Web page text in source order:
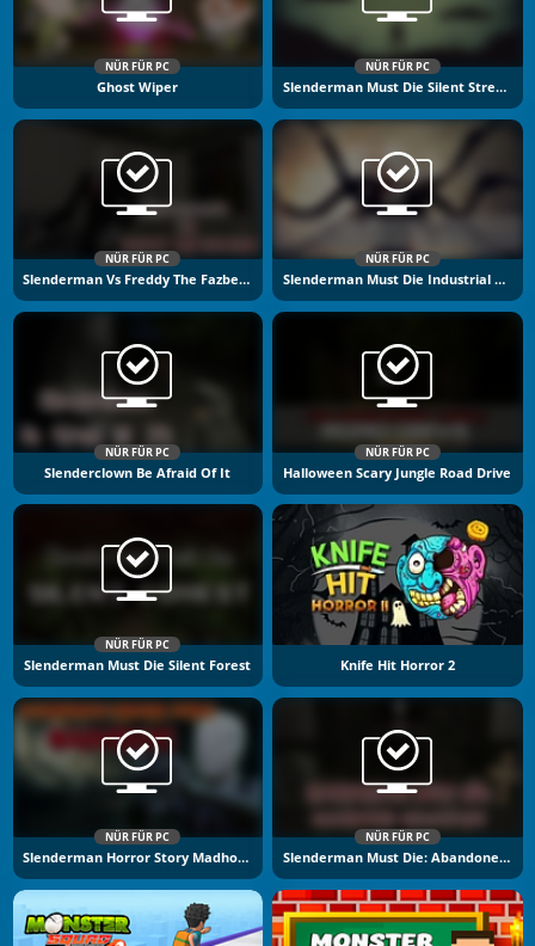
NÜR FÜR PC
Ghost Wiper
NÜR FÜR PC
Slenderman Must Die Silent Streets
NÜR FÜR PC
Slenderman Vs Freddy The Fazbear
NÜR FÜR PC
Slenderman Must Die Industrial Waste
NÜR FÜR PC
Slenderclown Be Afraid Of It
NÜR FÜR PC
Halloween Scary Jungle Road Drive
NÜR FÜR PC
Slenderman Must Die Silent Forest Knife Hit Horror 2
NÜR FÜR PC
Slenderman Horror Story Madhouse
NÜR FÜR PC
Slenderman Must Die: Abandoned Graveyard